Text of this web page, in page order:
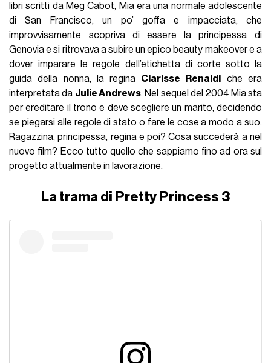
libri scritti da Meg Cabot, Mia era una normale adolescente
di San Francisco, un po’ goffa e impacciata, che
improvvisamente scopriva di essere la principessa di
Genovia e si ritrovava a subire un epico beauty makeover e a
dover imparare le regole dell’etichetta di corte sotto la
guida della nonna, la regina Clarisse Renaldi che era
interpretata da Julie Andrews. Nel sequel del 2004 Mia sta
per ereditare il trono e deve scegliere un marito, decidendo
se piegarsi alle regole di stato o fare le cose a modo a suo.
Ragazzina, principessa, regina e poi? Cosa succederà a nel
nuovo film? Ecco tutto quello che sappiamo fino ad ora sul
progetto attualmente in lavorazione.
La trama di Pretty Princess 3